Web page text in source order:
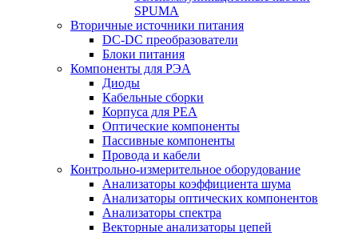
SPUMA
Вторичные источники питания
DC-DC преобразователи
Блоки питания
Компоненты для РЭА
Диоды
Кабельные сборки
Корпуса для РЕА
Оптические компоненты
Пассивные компоненты
Провода и кабели
Контрольно-измерительное оборудование
Анализаторы коэффициента шума
Анализаторы оптических компонентов
Анализаторы спектра
Векторные анализаторы цепей